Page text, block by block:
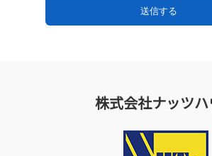
株式会社ナッツハ